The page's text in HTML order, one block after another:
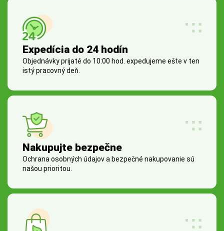
Expedícia do 24 hodín
Objednávky prijaté do 10:00 hod. expedujeme ešte v ten
istý pracovný deň.
Nakupujte bezpečne
Ochrana osobných údajov a bezpečné nakupovanie sú
našou prioritou.